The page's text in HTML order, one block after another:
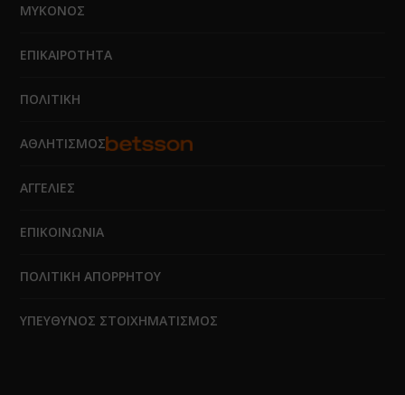
ΜΥΚΟΝΟΣ
ΕΠΙΚΑΙΡΟΤΗΤΑ
ΠΟΛΙΤΙΚΗ
ΑΘΛΗΤΙΣΜΟΣ
ΑΓΓΕΛΙΕΣ
ΕΠΙΚΟΙΝΩΝΙΑ
ΠΟΛΙΤΙΚΗ ΑΠΟΡΡΗΤΟΥ
ΥΠΕΥΘΥΝΟΣ ΣΤΟΙΧΗΜΑΤΙΣΜΟΣ